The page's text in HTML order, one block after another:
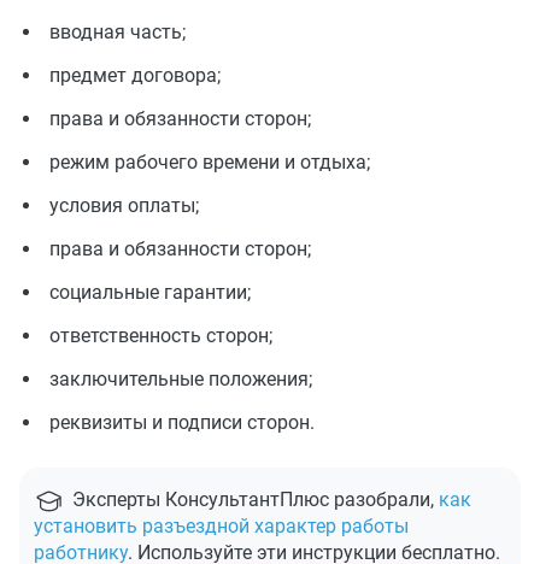
вводная часть;
предмет договора;
права и обязанности сторон;
режим рабочего времени и отдыха;
условия оплаты;
права и обязанности сторон;
социальные гарантии;
ответственность сторон;
заключительные положения;
реквизиты и подписи сторон.
Эксперты КонсультантПлюс разобрали, как
установить разъездной характер работы
работнику. Используйте эти инструкции бесплатно.